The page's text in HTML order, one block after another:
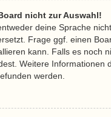
nicht zur Auswahl!
deine Sprache
Frage ggf. einen
kann. Falls es noch
Weitere Informationen
werden.